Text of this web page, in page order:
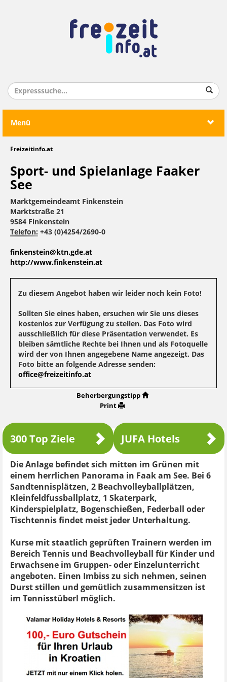
Menü
Freizeitinfo.at
Sport- und Spielanlage Faaker
See
Marktgemeindeamt Finkenstein
Marktstraße 21
9584 Finkenstein
Telefon: +43 (0)4254/2690-0
finkenstein@ktn.gde.at
http://www.finkenstein.at
Zu diesem Angebot haben wir leider noch kein Foto!
Sollten Sie eines haben, ersuchen wir Sie uns dieses
kostenlos zur Verfügung zu stellen. Das Foto wird
ausschließlich für diese Präsentation verwendet. Es
bleiben sämtliche Rechte bei Ihnen und als Fotoquelle
wird der von Ihnen angegebene Name angezeigt. Das
Foto bitte an folgende Adresse senden:
office@freizeitinfo.at
Beherbergungstipp
Print
300 Top Ziele JUFA Hotels
Die Anlage befindet sich mitten im Grünen mit
einem herrlichen Panorama in Faak am See. Bei 6
Sandtennisplätzen, 2 Beachvolleyballplätzen,
Kleinfeldfussballplatz, 1 Skaterpark,
Kinderspielplatz, Bogenschießen, Federball oder
Tischtennis findet meist jeder Unterhaltung.
Kurse mit staatlich geprüften Trainern werden im
Bereich Tennis und Beachvolleyball für Kinder und
Erwachsene im Gruppen- oder Einzelunterricht
angeboten. Einen Imbiss zu sich nehmen, seinen
Durst stillen und gemütlich zusammensitzen ist
im Tennisstüberl möglich.